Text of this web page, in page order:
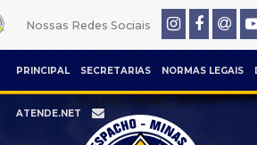
Nossas Redes Sociais
PRINCIPAL SECRETARIAS NORMAS LEGAIS
ATENDE.NET